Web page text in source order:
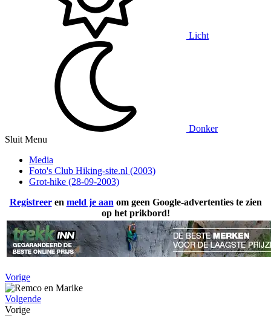
Licht
Donker
Sluit Menu
Media
Foto's Club Hiking-site.nl (2003)
Grot-hike (28-09-2003)
Registreeren meld je aanom geen Google-advertenties te zien
op het prikbord!
Vorige
Volgende
Vorige